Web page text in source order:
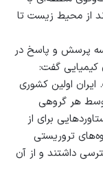
از محیط زیست تا
پرسش و پاسخ در
کیمیایی گفت:
اولین کشوری
هر گروهی
برای از
تروریستی
داشتند و از آن